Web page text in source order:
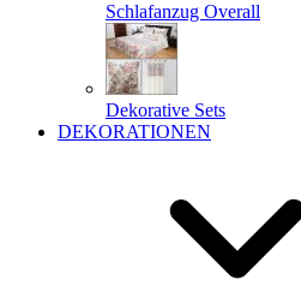
Schlafanzug Overall
Dekorative Sets
DEKORATIONEN